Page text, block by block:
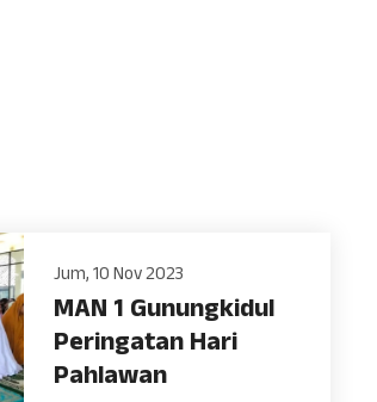
Jum, 10 Nov 2023
MAN 1 Gunungkidul
Peringatan Hari
Pahlawan